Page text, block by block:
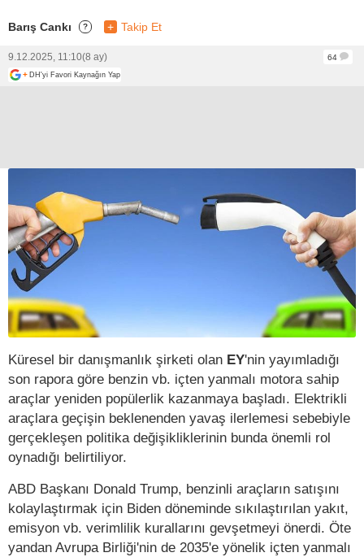
Barış Cankı ? + Takip Et
9.12.2025, 11:10(8 ay)
64
+ DH'yi Favori Kaynağın Yap
Küresel bir danışmanlık şirketi olan EY'nin yayımladığı
son rapora göre benzin vb. içten yanmalı motora sahip
araçlar yeniden popülerlik kazanmaya başladı. Elektrikli
araçlara geçişin beklenenden yavaş ilerlemesi sebebiyle
gerçekleşen politika değişikliklerinin bunda önemli rol
oynadığı belirtiliyor.
ABD Başkanı Donald Trump, benzinli araçların satışını
kolaylaştırmak için Biden döneminde sıkılaştırılan yakıt,
emisyon vb. verimlilik kurallarını gevşetmeyi önerdi. Öte
yandan Avrupa Birliği'nin de 2035'e yönelik içten yanmalı